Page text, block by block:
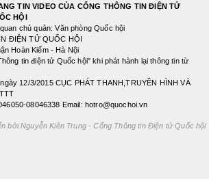
TIN VIDEO CỦA CỔNG THÔNG TIN ĐIỆN TỬ
HỘI
chủ quản: Văn phòng Quốc hội
ĐIỆN TỬ QUỐC HỘI
Hoàn Kiếm - Hà Nội
tin điện tử Quốc hội" khi phát hành lại thông tin từ
12/3/2015 CỤC PHÁT THANH,TRUYỀN HÌNH VÀ
08046338 Email: hotro@quochoi.vn
bởi Nguyễn Kiên Trung - Cổng Thông tin Điện tử Quốc hội